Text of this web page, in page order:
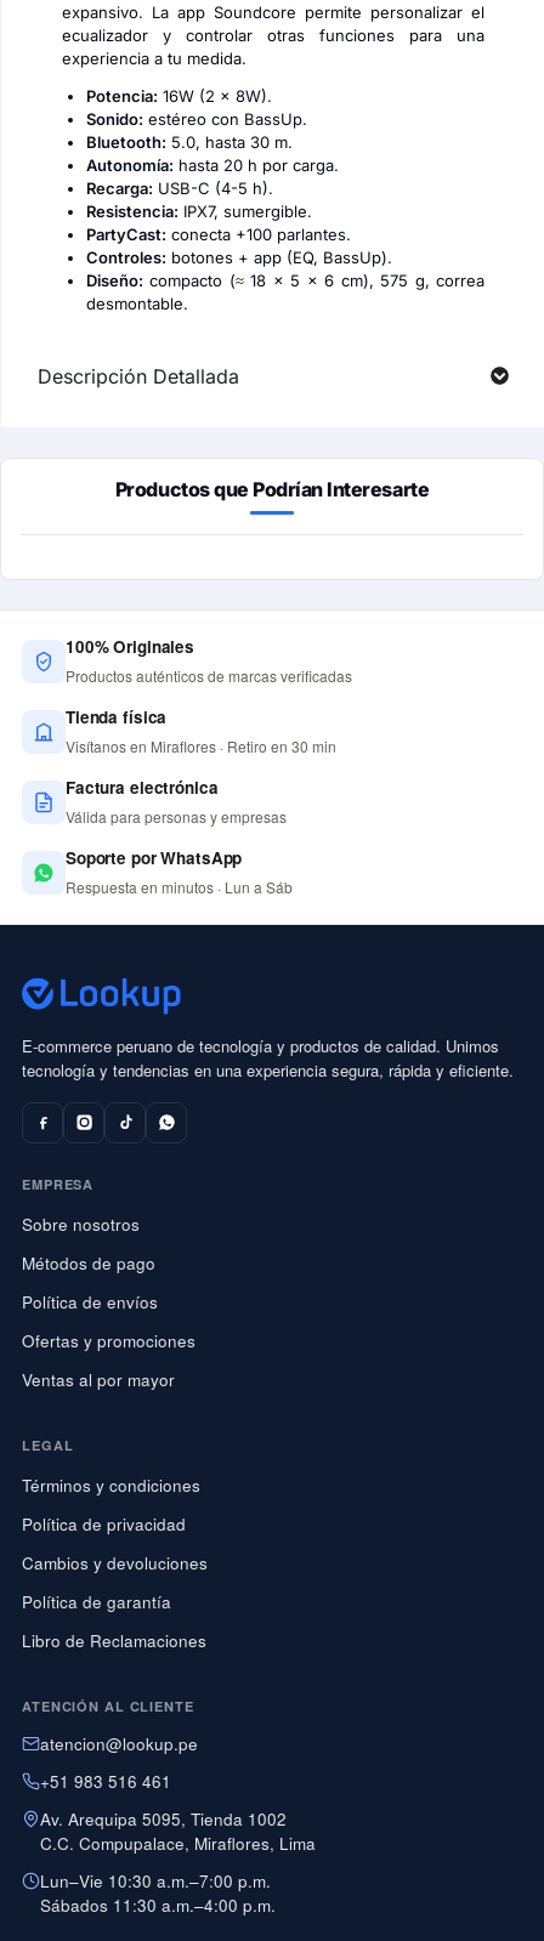
expansivo. La app Soundcore permite personalizar el
ecualizador y controlar otras funciones para una
experiencia a tu medida.
Potencia: 16W (2 × 8W).
Sonido: estéreo con BassUp.
Bluetooth: 5.0, hasta 30 m.
Autonomía: hasta 20 h por carga.
Recarga: USB-C (4-5 h).
Resistencia: IPX7, sumergible.
PartyCast: conecta +100 parlantes.
Controles: botones + app (EQ, BassUp).
Diseño: compacto (≈ 18 × 5 × 6 cm), 575 g, correa
desmontable.
Descripción Detallada
Productos que Podrían Interesarte
100% Originales
Productos auténticos de marcas verificadas
Tienda física
Visítanos en Miraflores · Retiro en 30 min
Factura electrónica
Válida para personas y empresas
Soporte por WhatsApp
Respuesta en minutos · Lun a Sáb
E-commerce peruano de tecnología y productos de calidad. Unimos
tecnología y tendencias en una experiencia segura, rápida y eficiente.
EMPRESA
Sobre nosotros
Métodos de pago
Política de envíos
Ofertas y promociones
Ventas al por mayor
LEGAL
Términos y condiciones
Política de privacidad
Cambios y devoluciones
Política de garantía
Libro de Reclamaciones
ATENCIÓN AL CLIENTE
atencion@lookup.pe
+51 983 516 461
Av. Arequipa 5095, Tienda 1002
C.C. Compupalace, Miraflores, Lima
Lun–Vie 10:30 a.m.–7:00 p.m.
Sábados 11:30 a.m.–4:00 p.m.